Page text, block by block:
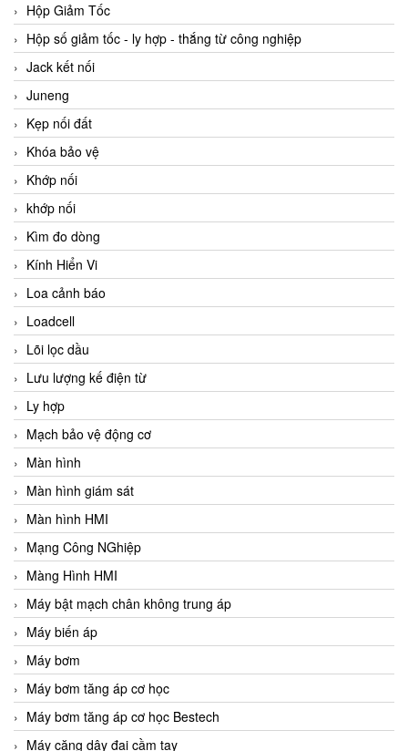
Hộp Giảm Tốc
Hộp số giảm tốc - ly hợp - thắng từ công nghiệp
Jack kết nối
Juneng
Kẹp nối đất
Khóa bảo vệ
Khớp nối
khớp nối
Kìm đo dòng
Kính Hiển Vi
Loa cảnh báo
Loadcell
Lõi lọc dầu
Lưu lượng kế điện từ
Ly hợp
Mạch bảo vệ động cơ
Màn hình
Màn hình giám sát
Màn hình HMI
Mạng Công NGhiệp
Màng Hình HMI
Máy bật mạch chân không trung áp
Máy biến áp
Máy bơm
Máy bơm tăng áp cơ học
Máy bơm tăng áp cơ học Bestech
Máy căng dây đai cầm tay